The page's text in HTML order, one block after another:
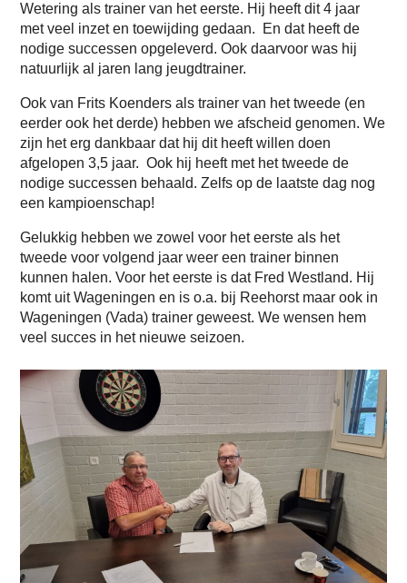
Wetering als trainer van het eerste. Hij heeft dit 4 jaar
met veel inzet en toewijding gedaan. En dat heeft de
nodige successen opgeleverd. Ook daarvoor was hij
natuurlijk al jaren lang jeugdtrainer.
Ook van Frits Koenders als trainer van het tweede (en
eerder ook het derde) hebben we afscheid genomen. We
zijn het erg dankbaar dat hij dit heeft willen doen
afgelopen 3,5 jaar. Ook hij heeft met het tweede de
nodige successen behaald. Zelfs op de laatste dag nog
een kampioenschap!
Gelukkig hebben we zowel voor het eerste als het
tweede voor volgend jaar weer een trainer binnen
kunnen halen. Voor het eerste is dat Fred Westland. Hij
komt uit Wageningen en is o.a. bij Reehorst maar ook in
Wageningen (Vada) trainer geweest. We wensen hem
veel succes in het nieuwe seizoen.